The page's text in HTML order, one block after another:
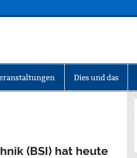
Dies und das
(BSI) hat heute